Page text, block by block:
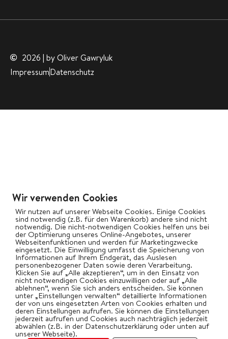
2026 | by Oliver Gawryluk
ImpressumDatenschutz
Wir verwenden Cookies
Wir nutzen auf unserer Webseite Cookies. Einige Cookies
sind notwendig (z.B. für den Warenkorb) andere sind nicht
notwendig. Die nicht-notwendigen Cookies helfen uns bei
der Optimierung unseres Online-Angebotes, unserer
Webseitenfunktionen und werden für Marketingzwecke
eingesetzt. Die Einwilligung umfasst die Speicherung von
Informationen auf Ihrem Endgerät, das Auslesen
personenbezogener Daten sowie deren Verarbeitung.
Klicken Sie auf „Alle akzeptieren“, um in den Einsatz von
nicht notwendigen Cookies einzuwilligen oder auf „Alle
ablehnen“, wenn Sie sich anders entscheiden. Sie können
unter „Einstellungen verwalten“ detaillierte Informationen
der von uns eingesetzten Arten von Cookies erhalten und
deren Einstellungen aufrufen. Sie können die Einstellungen
jederzeit aufrufen und Cookies auch nachträglich jederzeit
abwählen (z.B. in der Datenschutzerklärung oder unten auf
unserer Webseite).